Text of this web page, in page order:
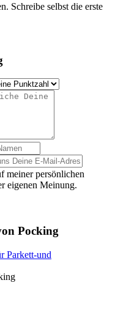
Schreibe selbst die erste
meiner persönlichen
eigenen Meinung.
Pocking
Parkett-und